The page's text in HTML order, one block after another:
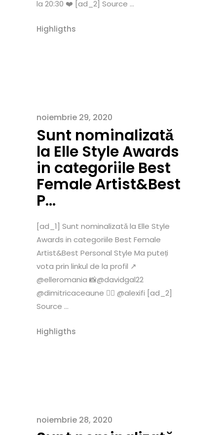
la 20:30 ❤️ [ad_2] Source ...
Highligths
noiembrie 29, 2020
Sunt nominalizată
la Elle Style Awards
in categoriile Best
Female Artist&Best
P…
[ad_1] Sunt nominalizată la Elle Style
Awards in categoriile Best Female
Artist&Best Personal Style Ma puteți
vota prin linkul de la profil ↗️
@elleromania 📸@davidgal22
@dimitricaceaune 💇‍♀️ @alexifi [ad_2]
Source ...
Highligths
noiembrie 28, 2020